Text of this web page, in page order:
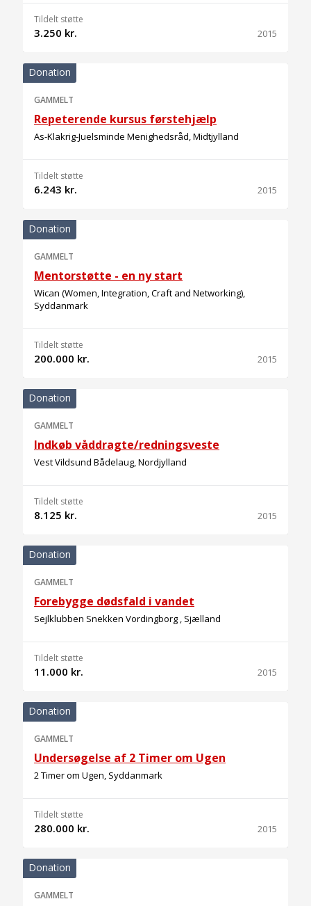
Tildelt støtte
3.250 kr. 2015
Donation
GAMMELT
Repeterende kursus førstehjælp
As-Klakrig-Juelsminde Menighedsråd, Midtjylland
Tildelt støtte
6.243 kr. 2015
Donation
GAMMELT
Mentorstøtte - en ny start
Wican (Women, Integration, Craft and Networking),
Syddanmark
Tildelt støtte
200.000 kr. 2015
Donation
GAMMELT
Indkøb våddragte/redningsveste
Vest Vildsund Bådelaug, Nordjylland
Tildelt støtte
8.125 kr. 2015
Donation
GAMMELT
Forebygge dødsfald i vandet
Sejlklubben Snekken Vordingborg , Sjælland
Tildelt støtte
11.000 kr. 2015
Donation
GAMMELT
Undersøgelse af 2 Timer om Ugen
2 Timer om Ugen, Syddanmark
Tildelt støtte
280.000 kr. 2015
Donation
GAMMELT